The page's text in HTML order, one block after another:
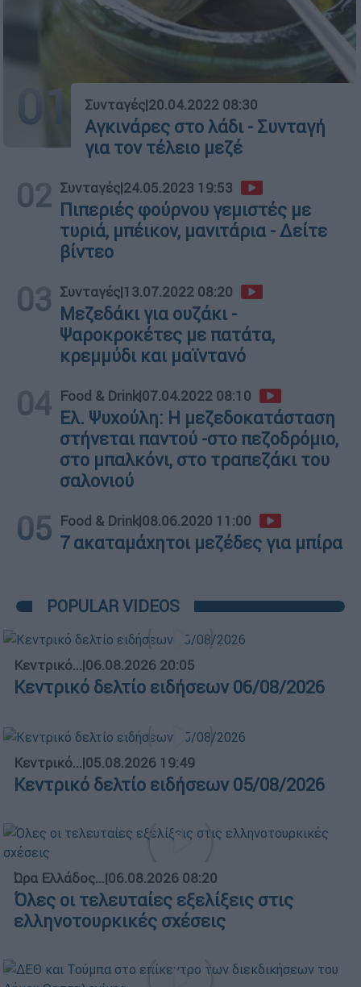
01 Συνταγές|20.04.2022 08:30
Αγκινάρες στο λάδι - Συνταγή
για τον τέλειο μεζέ
02 Συνταγές|24.05.2023 19:53
Πιπεριές φούρνου γεμιστές με
τυριά, μπέικον, μανιτάρια - Δείτε
βίντεο
03 Συνταγές|13.07.2022 08:20
Μεζεδάκι για ουζάκι -
Ψαροκροκέτες με πατάτα,
κρεμμύδι και μαϊντανό
04 Food & Drink|07.04.2022 08:10
Ελ. Ψυχούλη: Η μεζεδοκατάσταση
στήνεται παντού -στο πεζοδρόμιο,
στο μπαλκόνι, στο τραπεζάκι του
σαλονιού
05 Food & Drink|08.06.2020 11:00
7 ακαταμάχητοι μεζέδες για μπίρα
POPULAR VIDEOS
Κεντρικό...|06.08.2026 20:05
Κεντρικό δελτίο ειδήσεων 06/08/2026
Κεντρικό...|05.08.2026 19:49
Κεντρικό δελτίο ειδήσεων 05/08/2026
Ώρα Ελλάδος...|06.08.2026 08:20
Όλες οι τελευταίες εξελίξεις στις
ελληνοτουρκικές σχέσεις